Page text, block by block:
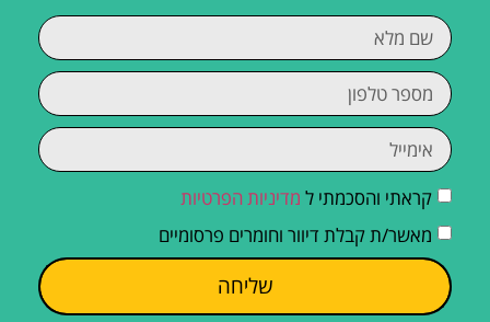
קראתי והסכמתי ל מדיניות הפרטיות
מאשר/ת קבלת דיוור וחומרים פרסומיים
שליחה